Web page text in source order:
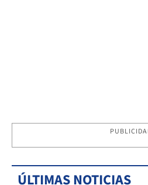
ÚLTIMAS NOTICIAS